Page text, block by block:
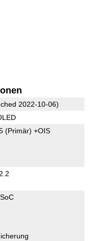
2022-10-06)
(Primär) +OIS